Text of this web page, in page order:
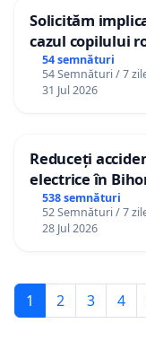
Solicităm
cazul copilului
Gheorghe,
12 ani
54 semnături
54 Semnături / 7
31 Jul 2026
Reduceți
electrice în
538 semnături
52 Semnături / 7
28 Jul 2026
1 2 3 4